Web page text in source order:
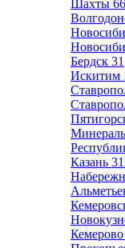
Шахты 66
Бердск 31
Искитим
Казань
Кемерово